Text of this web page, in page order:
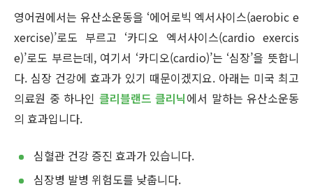
영어권에서는 유산소운동을 ‘에어로빅 엑서사이스(aerobic e
xercise)’로도 부르고 ‘카디오 엑서사이스(cardio exercis
e)’로도 부르는데, 여기서 ‘카디오(cardio)’는 ‘심장’을 뜻합니
다. 심장 건강에 효과가 있기 때문이겠지요. 아래는 미국 최고
의료원 중 하나인 클리블랜드 클리닉에서 말하는 유산소운동
의 효과입니다.
심혈관 건강 증진 효과가 있습니다.
심장병 발병 위험도를 낮춥니다.